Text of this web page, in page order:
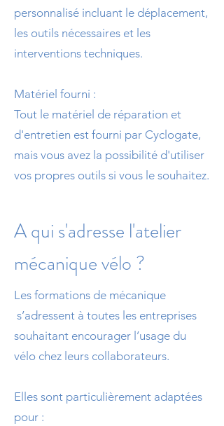
personnalisé incluant le déplacement,
les outils nécessaires et les
interventions techniques.
Matériel fourni :
Tout le matériel de réparation et
d'entretien est fourni par Cyclogate,
mais vous avez la possibilité d'utiliser
vos propres outils si vous le souhaitez.
A qui s'adresse l'atelier
mécanique vélo ?
Les formations de mécanique
s’adressent à toutes les entreprises
souhaitant encourager l’usage du
vélo chez leurs collaborateurs.
Elles sont particulièrement adaptées
pour :